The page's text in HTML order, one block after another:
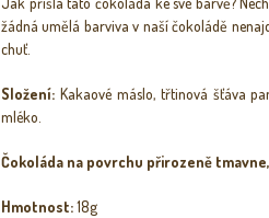
žádná umělá barviva v naší čokoládě
chuť.
Složení: Kakaové máslo, třtinová šťáva
mléko.
Čokoláda na povrchu přirozeně
Hmotnost:18g